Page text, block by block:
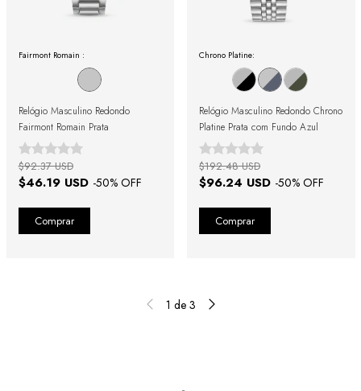
Fairmont Romain :
Relógio Masculino Redondo
Fairmont Romain Prata
$46.19 USD -50% OFF
$92.37 USD
Chrono Platine:
Relógio Masculino Redondo Chrono
Platine Prata com Fundo Azul
$96.24 USD -50% OFF
$192.48 USD
1 de 3